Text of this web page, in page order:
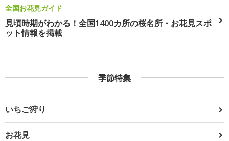
全国お花見ガイド
見頃時期がわかる！全国1400カ所の桜名所・お花見スポ
ット情報を掲載
季節特集
いちご狩り
お花見